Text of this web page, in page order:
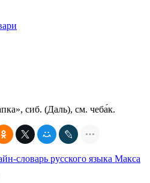
сиб. (Даль), см. чеба́к.
словарь русского языка Макса